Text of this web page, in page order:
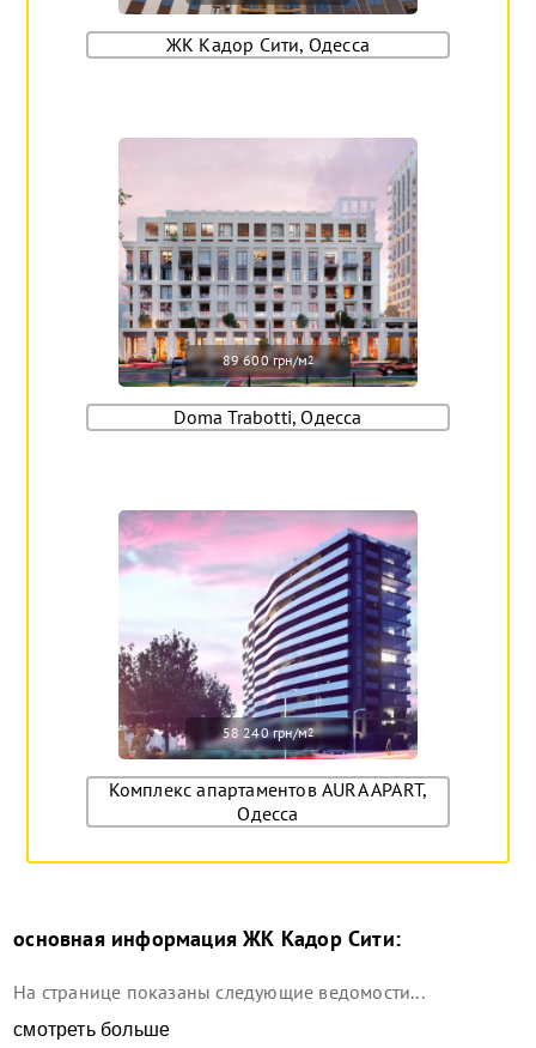
ЖК Кадор Сити, Одесса
89 600 грн/м2
Doma Trabotti, Одесса
58 240 грн/м2
Комплекс апартаментов AURA APART,
Одесса
основная информация ЖК Кадор Сити:
На странице показаны следующие ведомости...
смотреть больше